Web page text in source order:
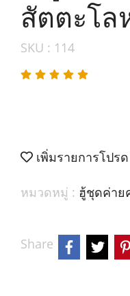
สัตตะโล
SKU : 114
เพิ่มรายการโปรด
หมวดหมู่ : ฮู้ชุดค่าย
Share